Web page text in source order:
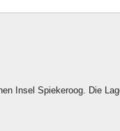
Insel Spiekeroog. Die